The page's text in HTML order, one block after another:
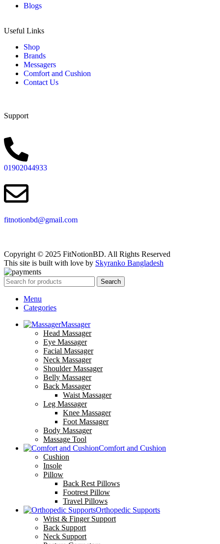
Blogs
Useful Links
Shop
Brands
Messagers
Comfort and Cushion
Contact Us
Support
01902044933
fitnotionbd@gmail.com
Copyright © 2025 FitNotionBD. All Rights Reserved
This site is built with love by Skyranko Bangladesh
Search
Menu
Categories
Massager
Head Massager
Eye Massager
Facial Massager
Neck Massager
Shoulder Massager
Belly Massager
Back Massager
Waist Massager
Leg Massager
Knee Massager
Foot Massager
Body Massager
Massage Tool
Comfort and Cushion
Cushion
Insole
Pillow
Back Rest Pillows
Footrest Pillow
Travel Pillows
Orthopedic Supports
Wrist & Finger Support
Back Support
Neck Support